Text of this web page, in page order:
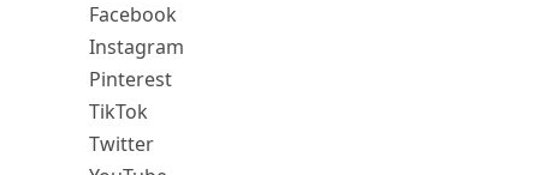
Facebook
Instagram
Pinterest
TikTok
Twitter